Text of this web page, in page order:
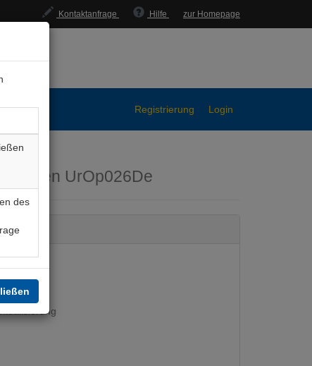
Kontaktanfrage Hilfe zur Homepage
Registrierung Login
des
UrOp026De